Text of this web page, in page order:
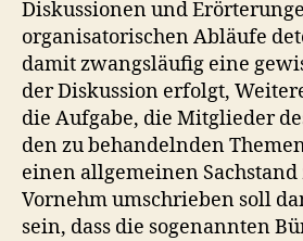
Diskussionen und
organisatorischen Abläufe
damit zwangsläufig eine
der Diskussion erfolgt,
die Aufgabe, die Mitglieder
den zu behandelnden
einen allgemeinen Sachstand
Vornehm umschrieben soll
sein, dass die sogenannten